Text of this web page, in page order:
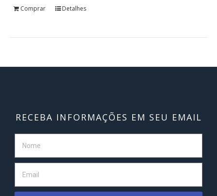
Comprar Detalhes
RECEBA INFORMAÇÕES EM SEU EMAIL